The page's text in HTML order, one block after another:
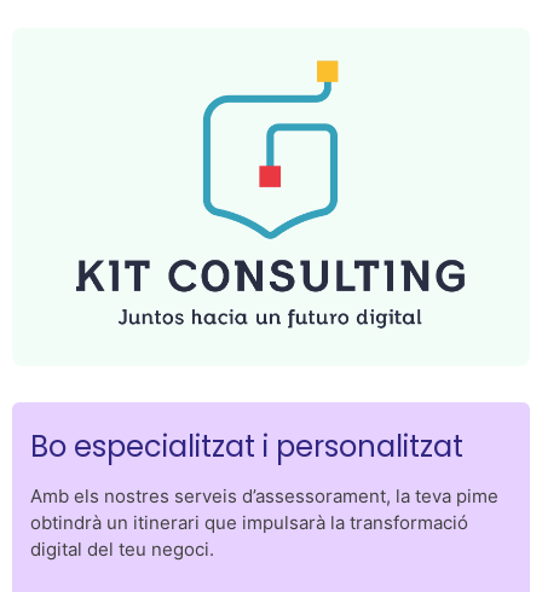
Bases Reguladoras
Accedeix aquí a les Bases Reguladores de la
convocatòria del programa Kit Consulting.
Bo especialitzat i personalitzat
Amb els nostres serveis d’assessorament, la teva pime
obtindrà un itinerari que impulsarà la transformació
digital del teu negoci.